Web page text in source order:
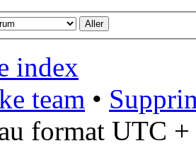
index
team •
format UTC